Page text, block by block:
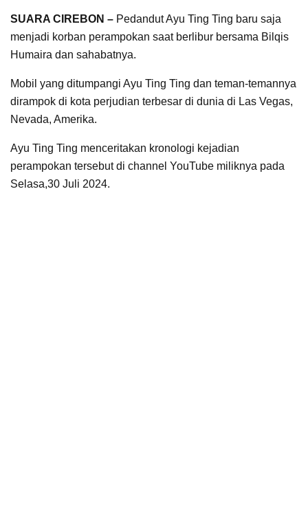
SUARA CIREBON – Pedandut Ayu Ting Ting baru saja
menjadi korban perampokan saat berlibur bersama Bilqis
Humaira dan sahabatnya.
Mobil yang ditumpangi Ayu Ting Ting dan teman-temannya
dirampok di kota perjudian terbesar di dunia di Las Vegas,
Nevada, Amerika.
Ayu Ting Ting menceritakan kronologi kejadian
perampokan tersebut di channel YouTube miliknya pada
Selasa,30 Juli 2024.